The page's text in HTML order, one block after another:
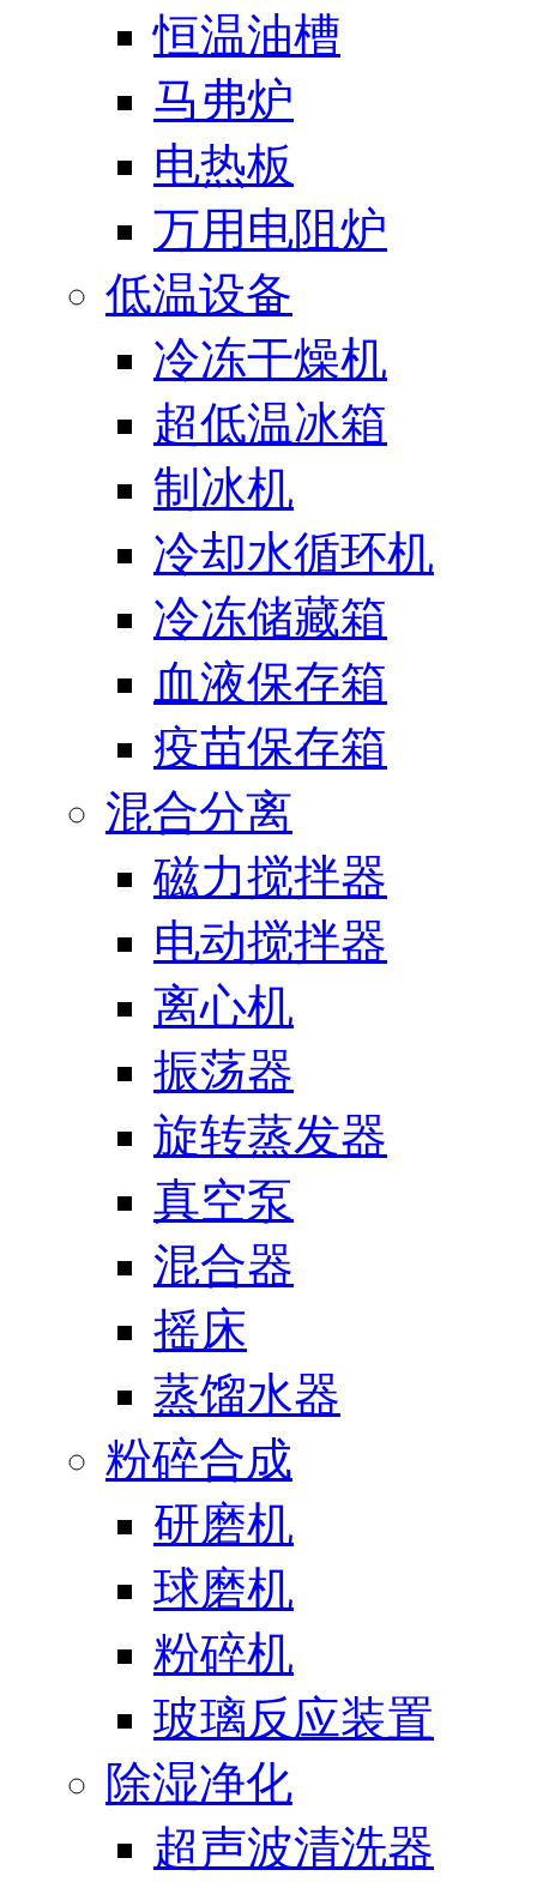
恒温油槽
马弗炉
电热板
万用电阻炉
低温设备
冷冻干燥机
超低温冰箱
制冰机
冷却水循环机
冷冻储藏箱
血液保存箱
疫苗保存箱
混合分离
磁力搅拌器
电动搅拌器
离心机
振荡器
旋转蒸发器
真空泵
混合器
摇床
蒸馏水器
粉碎合成
研磨机
球磨机
粉碎机
玻璃反应装置
除湿净化
超声波清洗器